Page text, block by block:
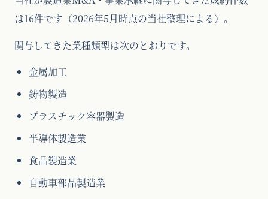
は16件です（2026年5月時点の当社整理による）。
関与してきた業種類型は次のとおりです。
金属加工
鋳物製造
プラスチック容器製造
半導体製造業
食品製造業
自動車部品製造業